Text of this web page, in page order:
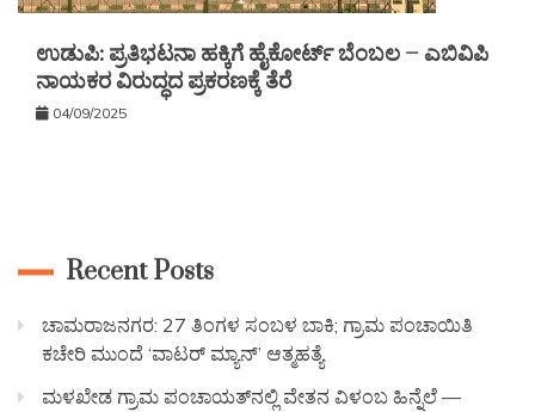
ಉಡುಪಿ: ಪ್ರತಿಭಟನಾ ಹಕ್ಕಿಗೆ ಹೈಕೋರ್ಟ್ ಬೆಂಬಲ – ಎಬಿವಿಪಿ
ನಾಯಕರ ವಿರುದ್ಧದ ಪ್ರಕರಣಕ್ಕೆ ತೆರೆ
04/09/2025
Recent Posts
ಚಾಮರಾಜನಗರ: 27 ತಿಂಗಳ ಸಂಬಳ ಬಾಕಿ; ಗ್ರಾಮ ಪಂಚಾಯಿತಿ
ಕಚೇರಿ ಮುಂದೆ ‘ವಾಟರ್ ಮ್ಯಾನ್’ ಆತ್ಮಹತ್ಯೆ
ಮಳಖೇಡ ಗ್ರಾಮ ಪಂಚಾಯತ್‌ನಲ್ಲಿ ವೇತನ ವಿಳಂಬ ಹಿನ್ನೆಲೆ —